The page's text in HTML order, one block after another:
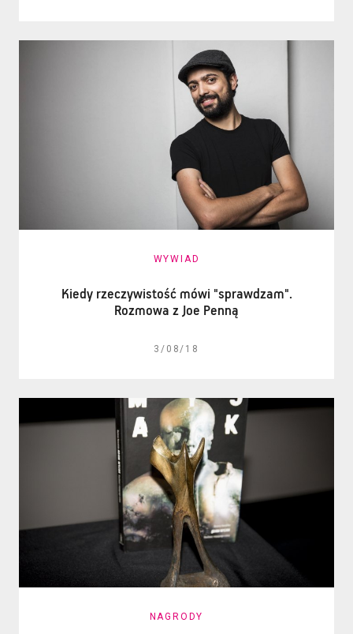
WYWIAD
Kiedy rzeczywistość mówi "sprawdzam".
Rozmowa z Joe Penną
3/08/18
NAGRODY